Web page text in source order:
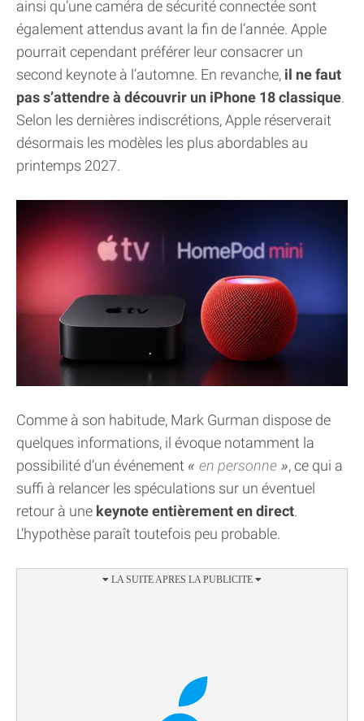
ainsi qu’une caméra de sécurité connectée sont
également attendus avant la fin de l’année. Apple
pourrait cependant préférer leur consacrer un
second keynote à l’automne. En revanche, il ne faut
pas s’attendre à découvrir un iPhone 18 classique.
Selon les dernières indiscrétions, Apple réserverait
désormais les modèles les plus abordables au
printemps 2027.
Comme à son habitude, Mark Gurman dispose de
quelques informations, il évoque notamment la
possibilité d’un événement
en personne
, ce qui a
suffi à relancer les spéculations sur un éventuel
retour à une keynote entièrement en direct.
L’hypothèse paraît toutefois peu probable.